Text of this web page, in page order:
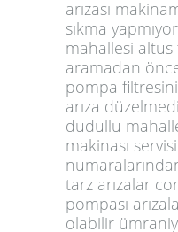
arızası
sıkma
mahallesi
aramadan
pompa
arıza
dudullu
makinası
tarz arızalar
pompası
olabilir